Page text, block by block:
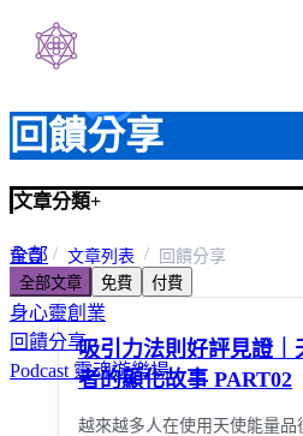
回饋分享
文章分類+
全部
吸引力法則
身心靈創業
回饋分享
Podcast 靈魂遊樂場
首頁 文章列表
回饋分享
全部文章
免費 付費
吸引力法則好評見證｜
者的顯化故事 PART02
越來越多人在使用天使能量品